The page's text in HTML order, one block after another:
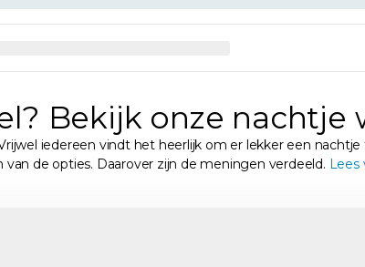
Bekijk onze nachtje
iedereen vindt het heerlijk om er lekker een
de opties. Daarover zijn de meningen verdeeld. Lees